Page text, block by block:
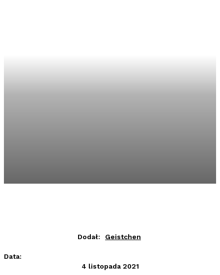
Dodał: Geistchen
Data:
4 listopada 2021